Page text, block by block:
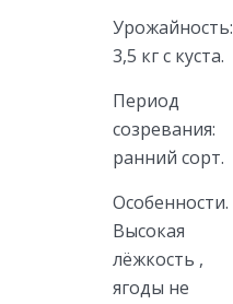
Урожайность:
3,5 кг с куста.
Период
созревания:
ранний сорт.
Особенности.
Высокая
лёжкость ,
ягоды не